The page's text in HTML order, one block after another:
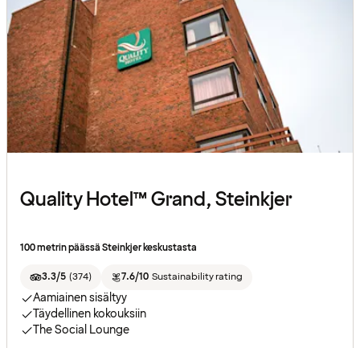
Quality Hotel™ Grand, Steinkjer
100 metrin päässä Steinkjer keskustasta
3.3/5 (374) 7.6/10 Sustainability rating
Aamiainen sisältyy
Täydellinen kokouksiin
The Social Lounge